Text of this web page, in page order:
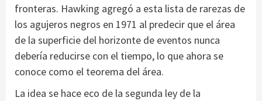
fronteras. Hawking agregó a esta lista de rarezas de
los agujeros negros en 1971 al predecir que el área
de la superficie del horizonte de eventos nunca
debería reducirse con el tiempo, lo que ahora se
conoce como el teorema del área.
La idea se hace eco de la segunda ley de la